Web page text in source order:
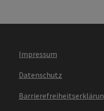
Impressum
Datenschutz